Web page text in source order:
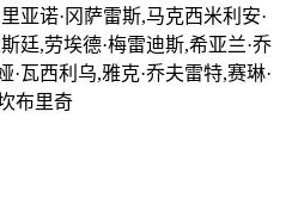
亚诺·冈萨雷斯,马克西米利安·
廷,劳埃德·梅雷迪斯,希亚兰·乔
·瓦西利乌,雅克·乔夫雷特,赛琳·
布里奇